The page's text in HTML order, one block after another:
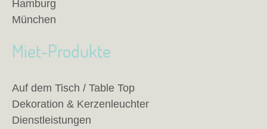
Hamburg
München
Miet-Produkte
Auf dem Tisch / Table Top
Dekoration & Kerzenleuchter
Dienstleistungen